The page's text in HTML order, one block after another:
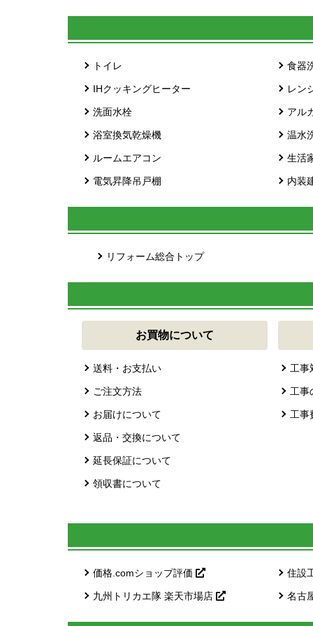
トイレ 食器
IHクッキングヒーター レン
洗面水栓 アル
浴室換気乾燥機 温水
ルームエアコン 生活
電気昇降吊戸棚 内装
リフォーム総合トップ
お買物について
送料・お支払い
ご注文方法
お届けについて
返品・交換について
延長保証について
領収書について
工事
工事
工事
価格.comショップ評価 住設
九州トリカエ隊 楽天市場店 名古